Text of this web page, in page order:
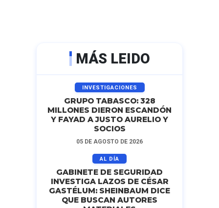
MÁS LEIDO
INVESTIGACIONES
GRUPO TABASCO: 328
MILLONES DIERON ESCANDÓN
Y FAYAD A JUSTO AURELIO Y
SOCIOS
05 DE AGOSTO DE 2026
AL DÍA
GABINETE DE SEGURIDAD
INVESTIGA LAZOS DE CÉSAR
GASTÉLUM: SHEINBAUM DICE
QUE BUSCAN AUTORES